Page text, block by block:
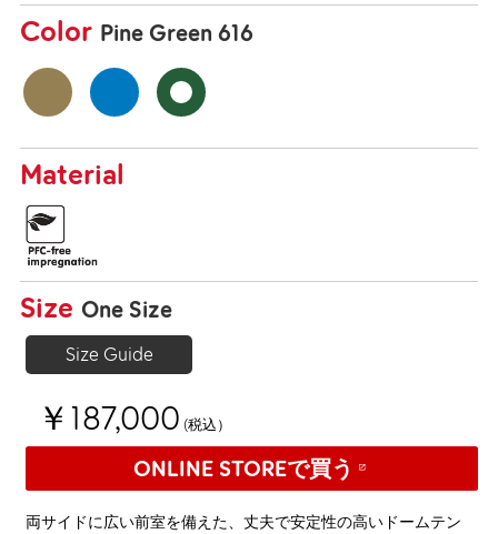
Color Pine Green 616
Material
Size One Size
Size Guide
￥187,000 (税込）
ONLINE STOREで買う
両サイドに広い前室を備えた、丈夫で安定性の高いドームテン